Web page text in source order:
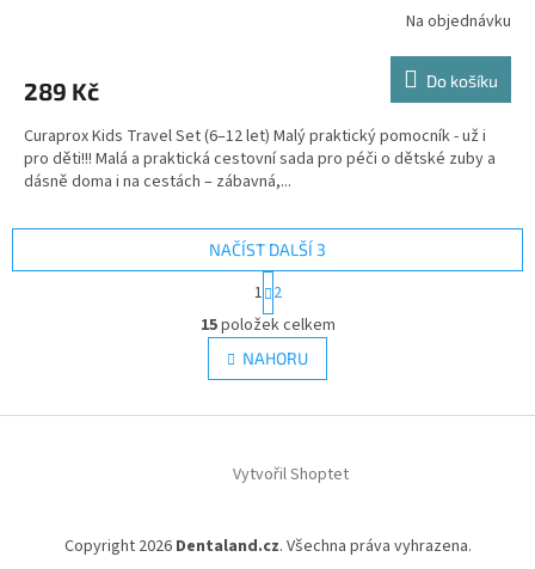
Na objednávku
289 Kč Do košíku
Curaprox Kids Travel Set (6–12 let) Malý praktický pomocník - už i
pro děti!!! Malá a praktická cestovní sada pro péči o dětské zuby a
dásně doma i na cestách – zábavná,...
O
v
l
á
í
v
NAČÍST DALŠÍ 3
S
t
r
á
n
k
v
n
í
1 2
15položek celkem
NAHORU
Vytvořil Shoptet
Copyright 2026 Dentaland.cz. Všechna práva vyhrazena.